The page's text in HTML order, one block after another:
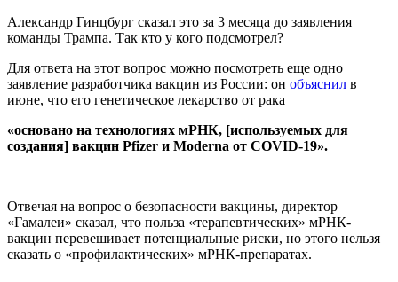
Александр Гинцбург сказал это за 3 месяца до заявления
команды Трампа. Так кто у кого подсмотрел?
Для ответа на этот вопрос можно посмотреть еще одно
заявление разработчика вакцин из России: он объяснил в
июне, что его генетическое лекарство от рака
«основано на технологиях мРНК, [используемых для
создания] вакцин Pfizer и Moderna от COVID-19».
Отвечая на вопрос о безопасности вакцины, директор
«Гамалеи» сказал, что польза «терапевтических» мРНК-
вакцин перевешивает потенциальные риски, но этого нельзя
сказать о «профилактических» мРНК-препаратах.